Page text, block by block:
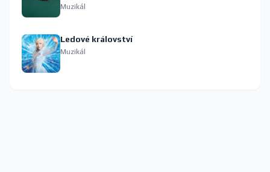
Muzikál
Ledové království
Muzikál